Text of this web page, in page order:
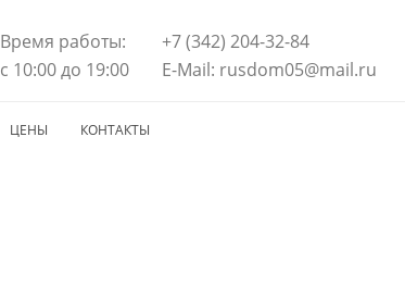
Время работы:
с 10:00 до 19:00
+7 (342) 204-32-84
E-Mail: rusdom05@mail.ru
ЦЕНЫ КОНТАКТЫ